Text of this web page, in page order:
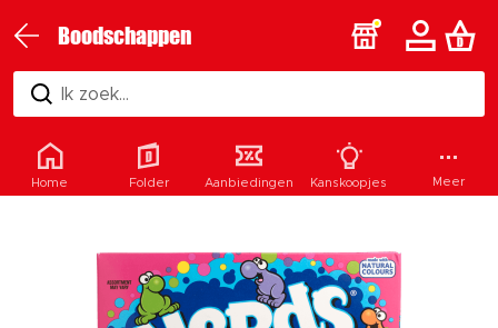
Boodschappen
Ik zoek...
Home Folder Aanbiedingen Kanskoopjes Meer